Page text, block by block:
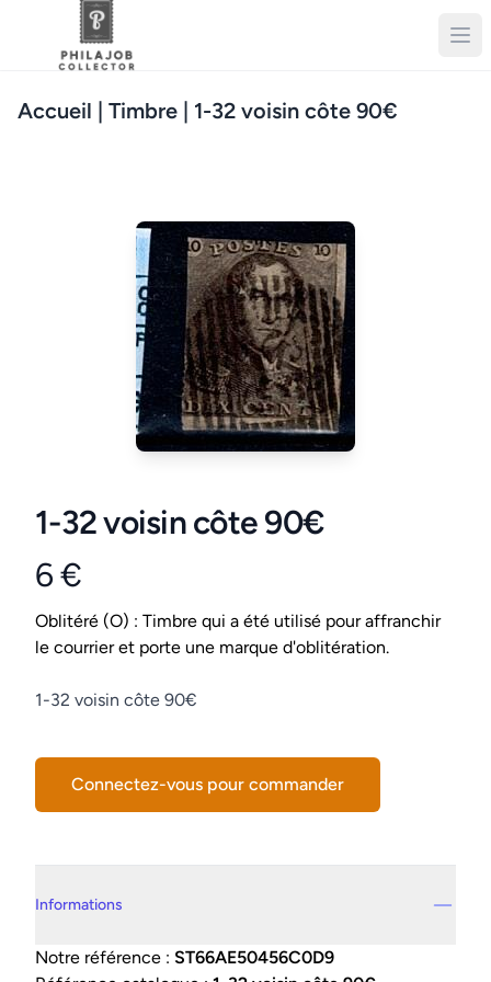
Accueil | Timbre | 1-32 voisin côte 90€
1-32 voisin côte 90€
Product information
6 €
Conditions
Oblitéré (O) : Timbre qui a été utilisé pour affranchir
le courrier et porte une marque d'oblitération.
Description
1-32 voisin côte 90€
Connectez-vous pour commander
Informations
Notre référence : ST66AE50456C0D9